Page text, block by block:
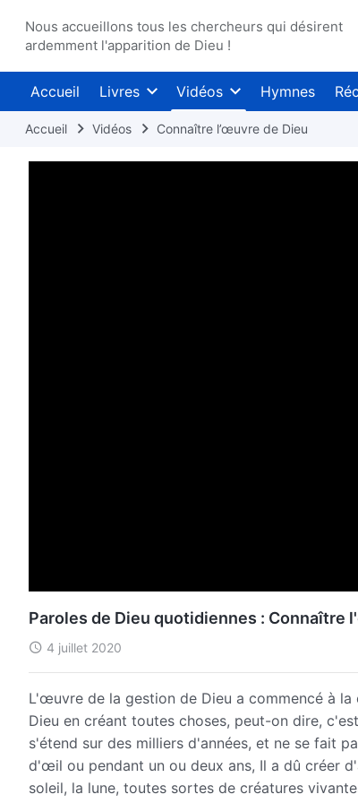
Nous accueillons tous les chercheurs qui désirent
ardemment l'apparition de Dieu !
Accueil Livres Vidéos Hymnes
Accueil Vidéos Connaître l’œuvre de Dieu
Paroles de Dieu quotidiennes : Connaître
4 juillet 2020
L'œuvre de la gestion de Dieu a commencé à
Dieu en créant toutes choses, peut-on dire,
s'étend sur des milliers d'années, et ne se fait
d'œil ou pendant un ou deux ans, Il a dû créer
soleil, la lune, toutes sortes de créatures